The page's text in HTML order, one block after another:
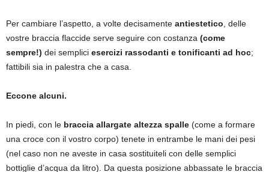
Per cambiare l’aspetto, a volte decisamente antiestetico , delle
vostre braccia flaccide serve seguire con costanza (come
sempre!) dei semplici esercizi rassodanti e tonificanti ad hoc;
fattibili sia in palestra che a casa.
Eccone alcuni.
In piedi, con le braccia allargate altezza spalle (come a formare
una croce con il vostro corpo) tenete in entrambe le mani dei pesi
(nel caso non ne aveste in casa sostituiteli con delle semplici
bottiglie d’acqua da litro). Da questa posizione abbassate le braccia